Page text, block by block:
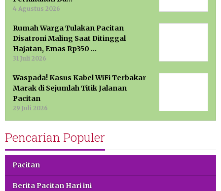
4 Agustus 2026
Rumah Warga Tulakan Pacitan
Disatroni Maling Saat Ditinggal
Hajatan, Emas Rp350 …
31 Juli 2026
Waspada! Kasus Kabel WiFi Terbakar
Marak di Sejumlah Titik Jalanan
Pacitan
29 Juli 2026
Pencarian Populer
Pacitan
Berita Pacitan Hari ini